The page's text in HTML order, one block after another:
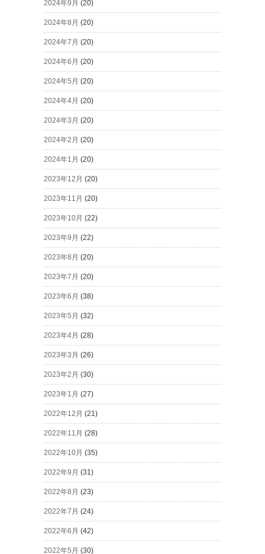
2024年9月 (20)
2024年8月 (20)
2024年7月 (20)
2024年6月 (20)
2024年5月 (20)
2024年4月 (20)
2024年3月 (20)
2024年2月 (20)
2024年1月 (20)
2023年12月 (20)
2023年11月 (20)
2023年10月 (22)
2023年9月 (22)
2023年8月 (20)
2023年7月 (20)
2023年6月 (38)
2023年5月 (32)
2023年4月 (28)
2023年3月 (26)
2023年2月 (30)
2023年1月 (27)
2022年12月 (21)
2022年11月 (28)
2022年10月 (35)
2022年9月 (31)
2022年8月 (23)
2022年7月 (24)
2022年6月 (42)
2022年5月 (30)